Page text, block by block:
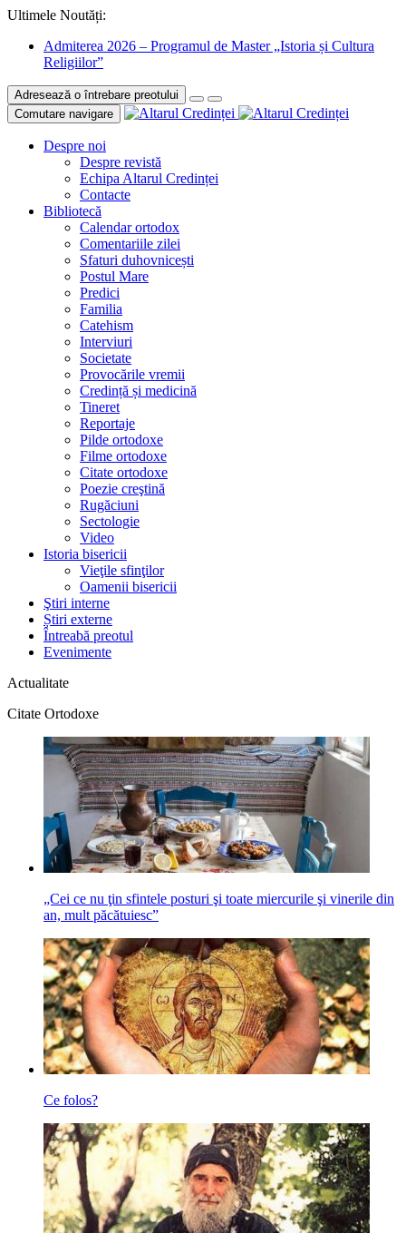
Ultimele Noutăți:
Admiterea 2026 – Programul de Master „Istoria și Cultura
Religiilor”
Adresează o întrebare preotului
Comutare navigare
Despre noi
Despre revistă
Echipa Altarul Credinței
Contacte
Bibliotecă
Calendar ortodox
Comentariile zilei
Sfaturi duhovnicești
Postul Mare
Predici
Familia
Catehism
Interviuri
Societate
Provocările vremii
Credință și medicină
Tineret
Reportaje
Pilde ortodoxe
Filme ortodoxe
Citate ortodoxe
Poezie creştină
Rugăciuni
Sectologie
Video
Istoria bisericii
Vieţile sfinţilor
Oamenii bisericii
Ştiri interne
Știri externe
Întreabă preotul
Evenimente
Actualitate
Citate Ortodoxe
„Cei ce nu ţin sfintele posturi şi toate miercurile şi vinerile din
an, mult păcătuiesc”
Ce folos?